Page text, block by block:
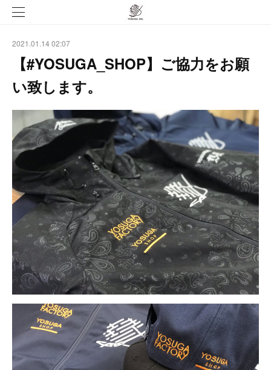
2021.01.14 02:07
【#YOSUGA_SHOP】ご協力をお願
い致します。